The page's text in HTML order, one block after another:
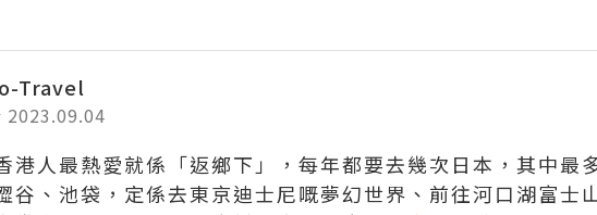
Travel
2023.09.04
港人最熱愛就係「返鄉下」，每年都要去幾次日本，其中最
谷、池袋，定係去東京迪士尼嘅夢幻世界、前往河口湖富士